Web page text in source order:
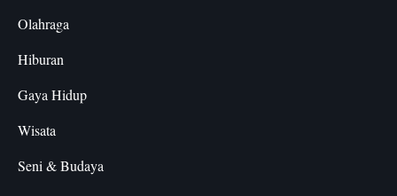
Olahraga
Hiburan
Gaya Hidup
Wisata
Seni & Budaya